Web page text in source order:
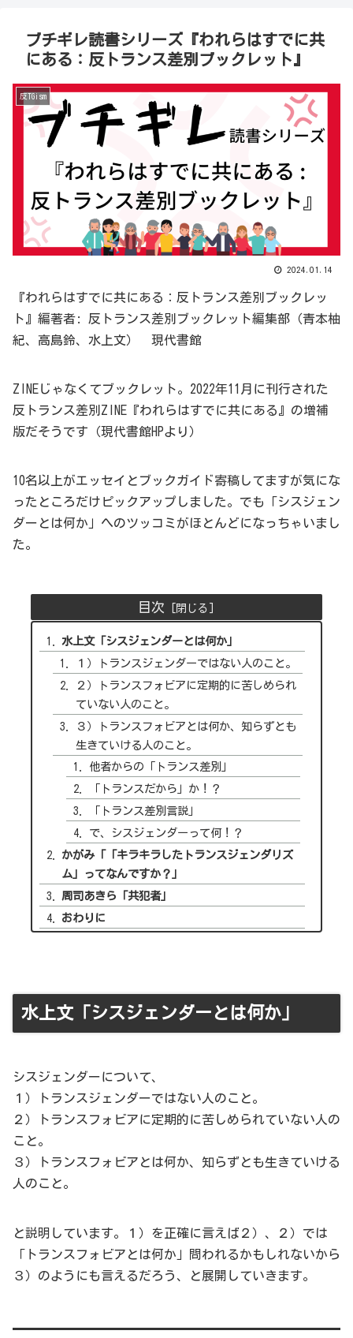
ブチギレ読書シリーズ『われらはすでに共
にある：反トランス差別ブックレット』
反TGism
2024.01.14
『われらはすでに共にある：反トランス差別ブックレッ
ト』編著者: 反トランス差別ブックレット編集部（青本柚
紀、高島鈴、水上文） 現代書館
ZINEじゃなくてブックレット。2022年11月に刊行された
反トランス差別ZINE『われらはすでに共にある』の増補
版だそうです（現代書館HPより）
10名以上がエッセイとブックガイド寄稿してますが気にな
ったところだけピックアップしました。でも「シスジェン
ダーとは何か」へのツッコミがほとんどになっちゃいまし
た。
目次
水上文「シスジェンダーとは何か」
１）トランスジェンダーではない人のこと。
２）トランスフォビアに定期的に苦しめられ
ていない人のこと。
３）トランスフォビアとは何か、知らずとも
生きていける人のこと。
他者からの「トランス差別」
「トランスだから」か！？
「トランス差別言説」
で、シスジェンダーって何！？
かがみ「「キラキラしたトランスジェンダリズ
ム」ってなんですか？」
周司あきら「共犯者」
おわりに
水上文「シスジェンダーとは何か」
シスジェンダーについて、
１）トランスジェンダーではない人のこと。
２）トランスフォビアに定期的に苦しめられていない人の
こと。
３）トランスフォビアとは何か、知らずとも生きていける
人のこと。
と説明しています。１）を正確に言えば２）、２）では
「トランスフォビアとは何か」問われるかもしれないから
３）のようにも言えるだろう、と展開していきます。